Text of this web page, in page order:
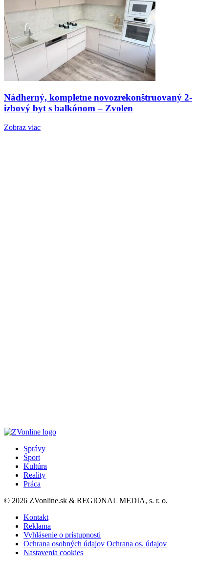
Nádherný, kompletne novozrekonštruovaný 2-
izbový byt s balkónom – Zvolen
Zobraz viac
Správy
Šport
Kultúra
Reality
Práca
© 2026 ZVonline.sk & REGIONAL MEDIA, s. r. o.
Kontakt
Reklama
Vyhlásenie o prístupnosti
Ochrana osobných údajov Ochrana os. údajov
Nastavenia cookies